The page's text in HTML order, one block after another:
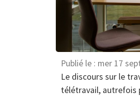
Publié le : mer 17
Le discours sur le
télétravail, autrefois